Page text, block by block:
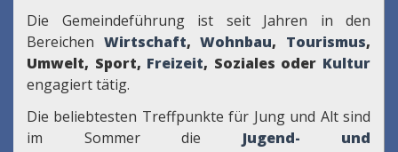
Die Gemeindeführung ist seit Jahren in den
Bereichen Wirtschaft,Wohnbau, Tourismus,
Umwelt, Sport, Freizeit, Soziales oder Kultur
engagiert tätig.
Die beliebtesten Treffpunkte für Jung und Alt sind
im Sommer die Jugend- und